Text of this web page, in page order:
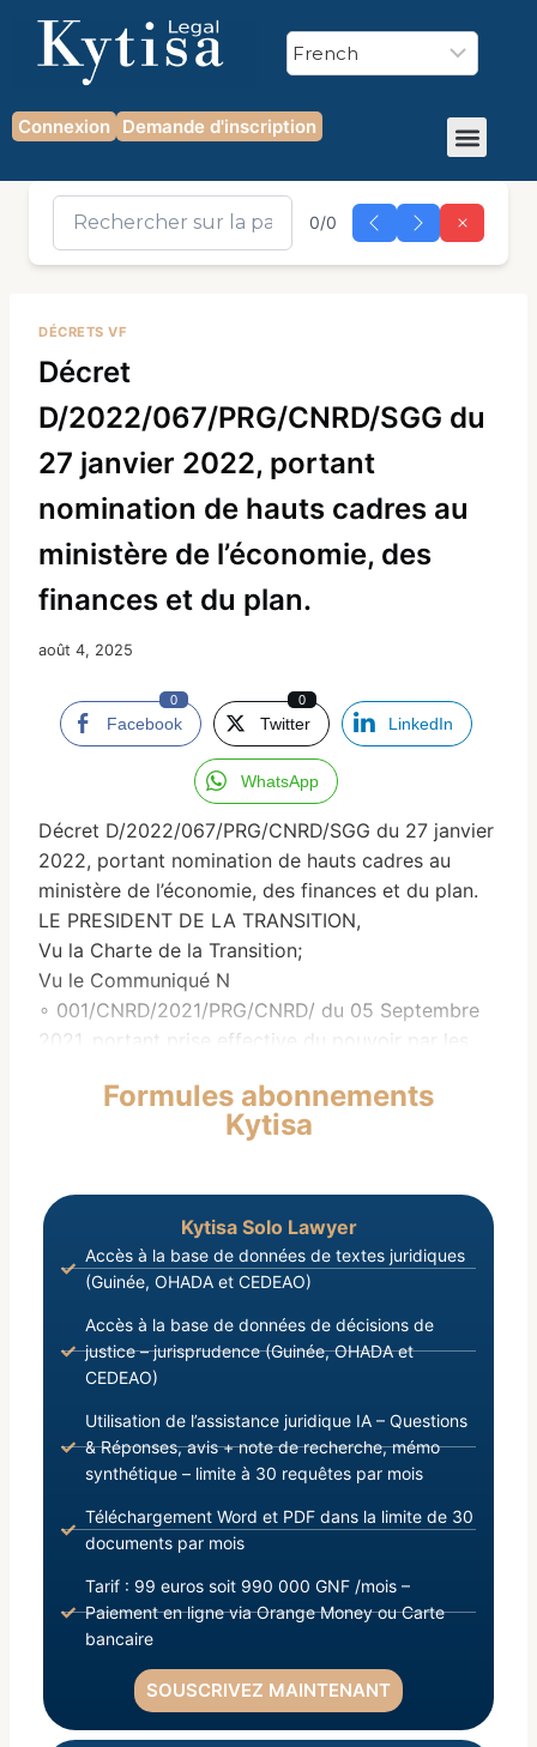
Connexion Demande d'inscription
0/0
DÉCRETS VF
Décret
D/2022/067/PRG/CNRD/SGG du
27 janvier 2022, portant
nomination de hauts cadres au
ministère de l’économie, des
finances et du plan.
août 4, 2025
Facebook
0
Twitter
0
LinkedIn
WhatsApp
Décret D/2022/067/PRG/CNRD/SGG du 27 janvier
2022, portant nomination de hauts cadres au
ministère de l’économie, des finances et du plan.
LE PRESIDENT DE LA TRANSITION,
Vu la Charte de la Transition;
Vu le Communiqué N
∘ 001/CNRD/2021/PRG/CNRD/ du 05 Septembre
2021, portant prise effective du pouvoir par les
Vu le procès-verbal de réunion N∘001 du 16
Septembre 2021, faisant du CNRD l’organe central
Président de la République, Chef de l’État;
Formules abonnements
Kytisa
Kytisa Solo Lawyer
Accès à la base de données de textes juridiques
(Guinée, OHADA et CEDEAO)
Accès à la base de données de décisions de
justice – jurisprudence (Guinée, OHADA et
CEDEAO)
Utilisation de l’assistance juridique IA – Questions
& Réponses, avis + note de recherche, mémo
synthétique – limite à 30 requêtes par mois
Téléchargement Word et PDF dans la limite de 30
documents par mois
Tarif : 99 euros soit 990 000 GNF /mois –
Paiement en ligne via Orange Money ou Carte
bancaire
SOUSCRIVEZ MAINTENANT